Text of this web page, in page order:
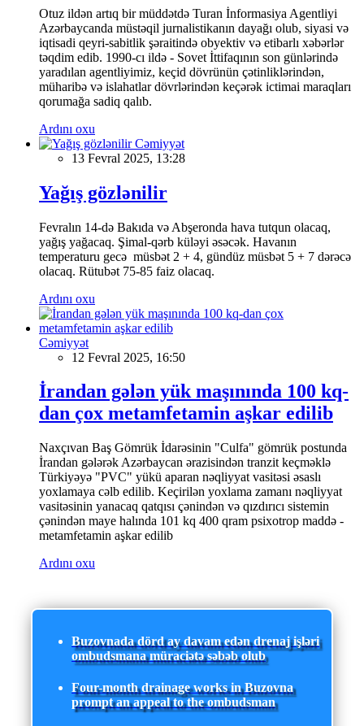
Otuz ildən artıq bir müddətdə Turan İnformasiya Agentliyi
Azərbaycanda müstəqil jurnalistikanın dayağı olub, siyasi və
iqtisadi qeyri-sabitlik şəraitində obyektiv və etibarlı xəbərlər
təqdim edib. 1990-cı ildə - Sovet İttifaqının son günlərində
yaradılan agentliyimiz, keçid dövrünün çətinliklərindən,
müharibə və islahatlar dövrlərindən keçərək ictimai maraqları
qorumağa sadiq qalıb.
Ardını oxu
Cəmiyyət
13 Fevral 2025, 13:28
Yağış gözlənilir
Fevralın 14-də Bakıda və Abşeronda hava tutqun olacaq,
yağış yağacaq. Şimal-qərb küləyi əsəcək. Havanın
temperaturu gecə müsbət 2 + 4, gündüz müsbət 5 + 7 dərəcə
olacaq. Rütubət 75-85 faiz olacaq.
Ardını oxu
Cəmiyyət
12 Fevral 2025, 16:50
İrandan gələn yük maşınında 100 kq-
dan çox metamfetamin aşkar edilib
Naxçıvan Baş Gömrük İdarəsinin "Culfa" gömrük postunda
İrandan gələrək Azərbaycan ərazisindən tranzit keçməklə
Türkiyəyə "PVC" yükü aparan nəqliyyat vasitəsi əsaslı
yoxlamaya cəlb edilib. Keçirilən yoxlama zamanı nəqliyyat
vasitəsinin yanacaq qatqısı çənindən və qızdırıcı sistemin
çənindən maye halında 101 kq 400 qram psixotrop maddə -
metamfetamin aşkar edilib
Ardını oxu
Buzovnada dörd ay davam edən drenaj işləri
ombudsmana müraciətə səbəb olub
Four-month drainage works in Buzovna
prompt an appeal to the ombudsman